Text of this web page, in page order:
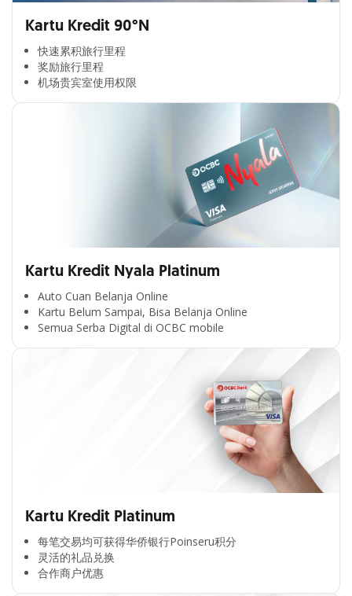
Kartu Kredit 90°N
快速累积旅行里程​
奖励旅行里程​
机场贵宾室使用权限​
Kartu Kredit Nyala Platinum
Auto Cuan Belanja Online
Kartu Belum Sampai, Bisa Belanja Online
Semua Serba Digital di OCBC mobile
Kartu Kredit Platinum
每笔交易均可获得华侨银行Poinseru积分​
灵活的礼品兑换​
合作商户优惠​